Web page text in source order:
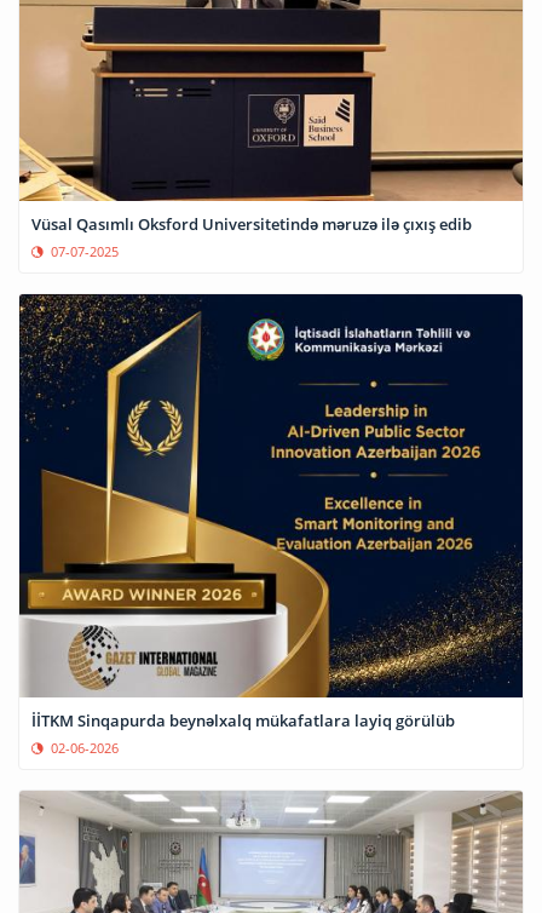
Vüsal Qasımlı Oksford Universitetində məruzə ilə çıxış edib
07-07-2025
İİTKM Sinqapurda beynəlxalq mükafatlara layiq görülüb
02-06-2026